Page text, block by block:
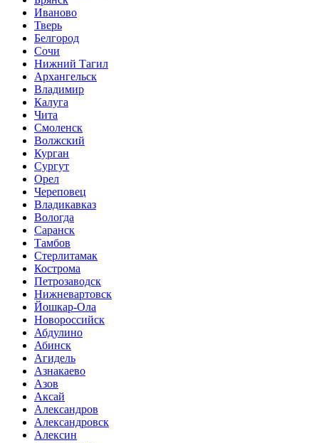
Иваново
Тверь
Белгород
Сочи
Нижний Тагил
Архангельск
Владимир
Калуга
Чита
Смоленск
Волжский
Курган
Сургут
Орел
Череповец
Владикавказ
Вологда
Саранск
Тамбов
Стерлитамак
Кострома
Петрозаводск
Нижневартовск
Йошкар-Ола
Новороссийск
Абдулино
Абинск
Агидель
Азнакаево
Азов
Аксай
Александров
Александровск
Алексин